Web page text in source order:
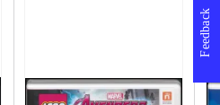
Feedback